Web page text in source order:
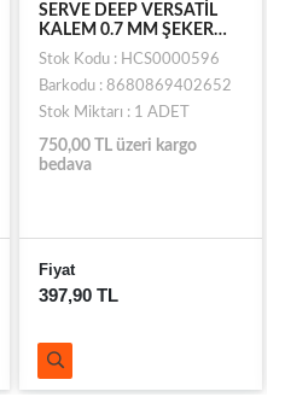
SERVE DEEP VERSATİL
KALEM 0.7 MM ŞEKER
PEMBE
Stok Kodu : HCS0000596
Barkodu : 8680869402652
Stok Miktarı : 1 ADET
750,00 TL üzeri kargo
bedava
Fiyat
397,90 TL